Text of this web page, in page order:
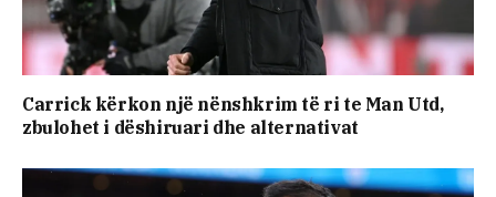
Carrick kërkon një nënshkrim të ri te Man Utd,
zbulohet i dëshiruari dhe alternativat